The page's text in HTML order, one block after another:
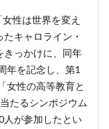
性は世界を変え
キャロライン・
きっかけに、同年
年を記念し、第1
女性の高等教育と
たるシンポジウム
人が参加したとい